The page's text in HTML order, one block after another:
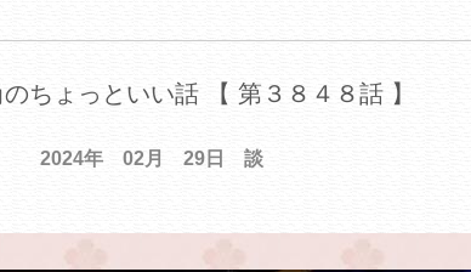
ちょっといい話 【 第３８４８話 】
2024年 02月 29日 談